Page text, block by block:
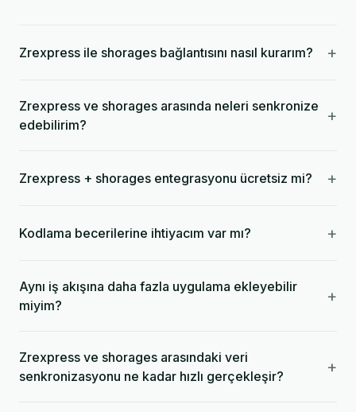
Zrexpress ile shorages bağlantısını nasıl kurarım? +
Zrexpress ve shorages arasında neleri senkronize
edebilirim?
+
Zrexpress + shorages entegrasyonu ücretsiz mi? +
Kodlama becerilerine ihtiyacım var mı? +
Aynı iş akışına daha fazla uygulama ekleyebilir
miyim?
+
Zrexpress ve shorages arasındaki veri
senkronizasyonu ne kadar hızlı gerçekleşir?
+